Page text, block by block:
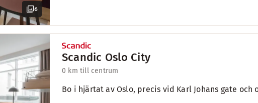
6
Scandic Oslo City
0 km till centrum
Bo i hjärtat av Oslo, precis vid Karl Johans gate